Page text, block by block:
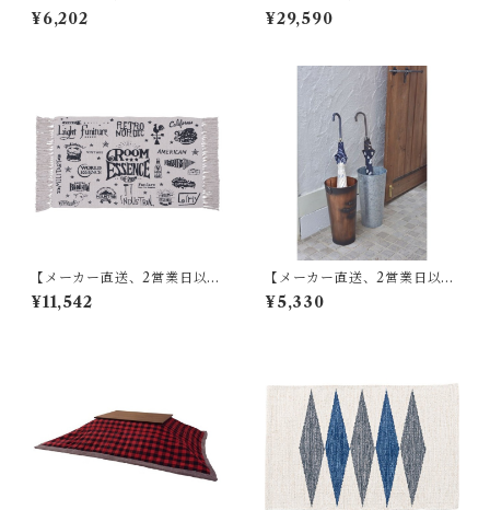
に発送】東谷 ラグ W90×D13
0 グリーン TTR-141
¥6,202
に発送】【8個セット】 東谷
傘立て W13.5×D15×H60 ブラ
¥29,590
【メーカー直送、2営業日以内
に発送】【6個セット】 東谷
マット W75×D45 RE TTR-13
¥11,542
【メーカー直送、2営業日以内
に発送】東谷 傘立て φ21×H41
ブロンズ/グリーン/アイボリ
¥5,330